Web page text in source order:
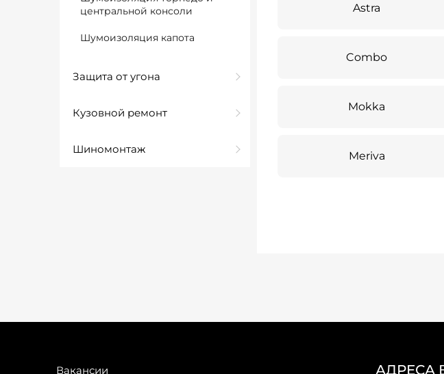
центральной консоли
Шумоизоляция капота
Защита от угона
Кузовной ремонт
Шиномонтаж
Astra
Combo
Mokka
Meriva
Вакансии АДРЕСА